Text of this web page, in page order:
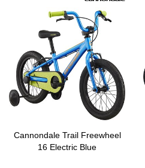
Cannondale Trail Freewheel
16 Electric Blue